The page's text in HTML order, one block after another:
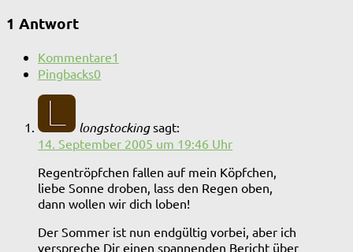
1 Antwort
Kommentare1
Pingbacks0
longstocking sagt:
14. September 2005 um 19:46 Uhr
Regentröpfchen fallen auf mein Köpfchen,
liebe Sonne droben, lass den Regen oben,
dann wollen wir dich loben!
Der Sommer ist nun endgültig vorbei, aber ich
verspreche Dir einen spannenden Bericht über